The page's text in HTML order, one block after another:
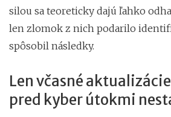
silou sa teoreticky dajú ľahko
len zlomok z nich podarilo
spôsobil následky.
Len včasné
pred kyber útokmi